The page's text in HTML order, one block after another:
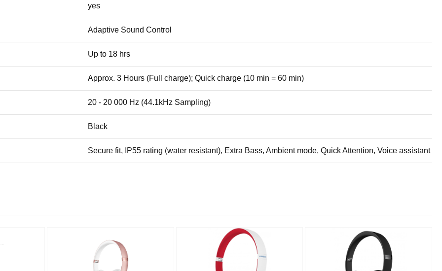
yes
Adaptive Sound Control
Up to 18 hrs
Approx. 3 Hours (Full charge); Quick charge (10 min = 60 min)
20 - 20 000 Hz (44.1kHz Sampling)
Black
Secure fit, IP55 rating (water resistant), Extra Bass, Ambient mode, Quick Attention, Voice assistant